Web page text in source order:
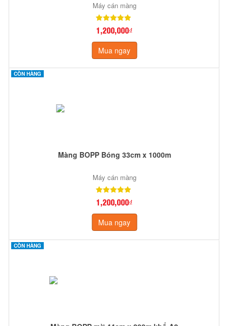
Máy cán màng
1,200,000₫
Mua ngay
CÒN HÀNG
Màng BOPP Bóng 33cm x 1000m
Máy cán màng
1,200,000₫
Mua ngay
CÒN HÀNG